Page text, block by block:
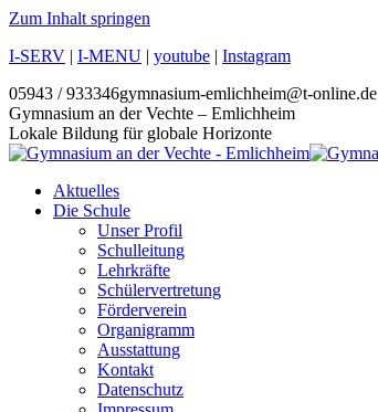
Zum Inhalt springen
I-SERV | I-MENU | youtube | Instagram
05943 / 933346gymnasium-emlichheim@t-online.de
Gymnasium an der Vechte – Emlichheim
Lokale Bildung für globale Horizonte
Aktuelles
Die Schule
Unser Profil
Schulleitung
Lehrkräfte
Schülervertretung
Förderverein
Organigramm
Ausstattung
Kontakt
Datenschutz